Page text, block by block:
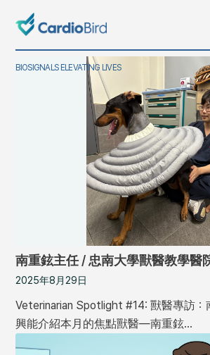
BIOSIGNALS ELEVATING LIVES
南重鉉主任 / 忠南大學獸醫教學醫
2025年8月29日
Veterinarian Spotlight #14: 獸醫專訪：
興能介紹本月的焦點獸醫—南重鉉…